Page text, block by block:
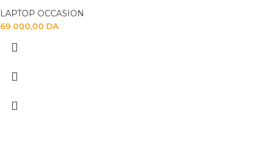
LAPTOP OCCASION
69 000,00 DA